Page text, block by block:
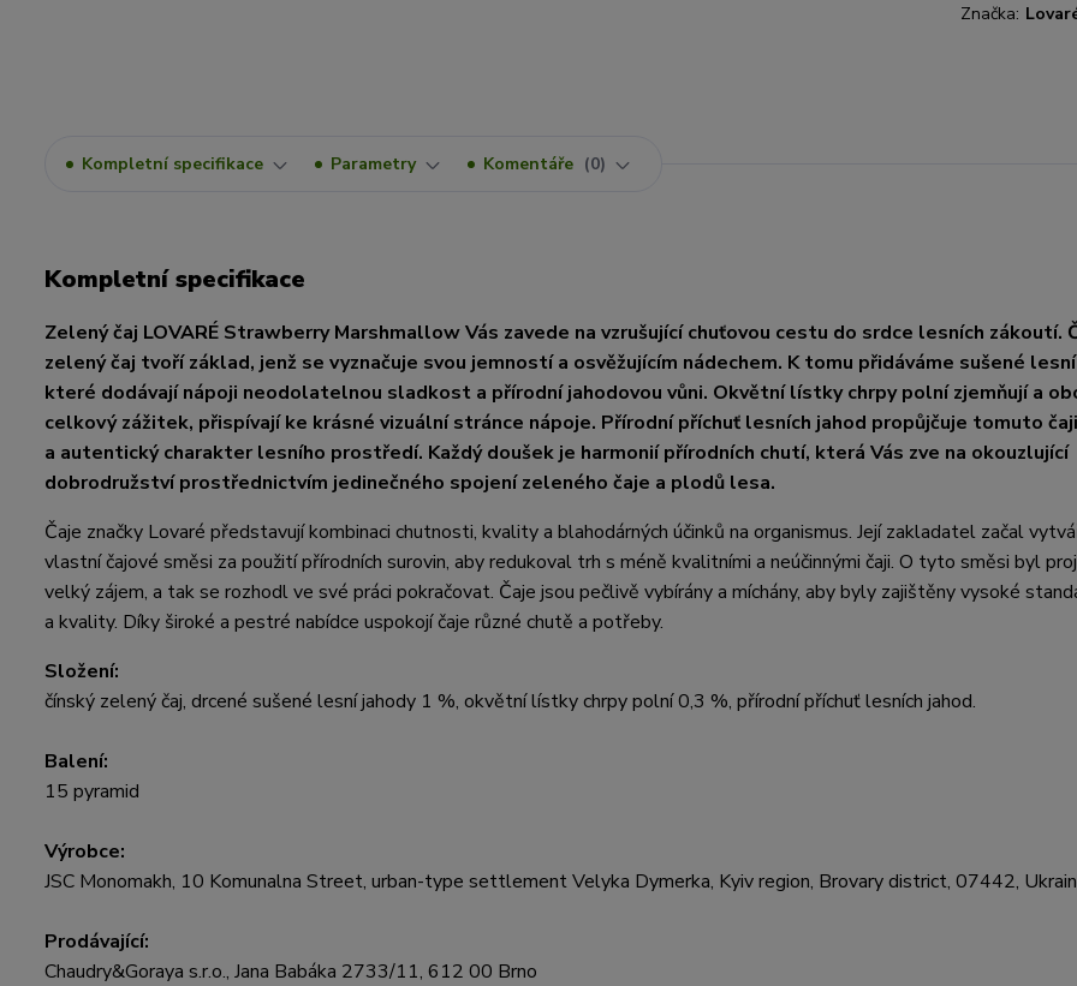
Značka:
Kompletní specifikace Parametry Komentáře 0
Kompletní specifikace
Zelený čaj LOVARÉ Strawberry Marshmallow Vás zavede na vzrušující chuťovou cestu do srdce lesních zákoutí.
zelený čaj tvoří základ, jenž se vyznačuje svou jemností a osvěžujícím nádechem. K tomu přidáváme sušené
které dodávají nápoji neodolatelnou sladkost a přírodní jahodovou vůni. Okvětní lístky chrpy polní zjemňují a
celkový zážitek, přispívají ke krásné vizuální stránce nápoje. Přírodní příchuť lesních jahod propůjčuje tomuto
a autentický charakter lesního prostředí. Každý doušek je harmonií přírodních chutí, která Vás zve na okouzlující
dobrodružství prostřednictvím jedinečného spojení zeleného čaje a plodů lesa.
Čaje značky Lovaré představují kombinaci chutnosti, kvality a blahodárných účinků na organismus. Její zakladatel začal
vlastní čajové směsi za použití přírodních surovin, aby redukoval trh s méně kvalitními a neúčinnými čaji. O tyto směsi byl
velký zájem, a tak se rozhodl ve své práci pokračovat. Čaje jsou pečlivě vybírány a míchány, aby byly zajištěny vysoké
a kvality. Díky široké a pestré nabídce uspokojí čaje různé chutě a potřeby.
Složení:
čínský zelený čaj, drcené sušené lesní jahody 1 %, okvětní lístky chrpy polní 0,3 %, přírodní příchuť lesních jahod.
Balení:
15 pyramid
Výrobce:
JSC Monomakh, 10 Komunalna Street, urban-type settlement Velyka Dymerka, Kyiv region, Brovary district, 07442,
Prodávající:
Chaudry&Goraya s.r.o., Jana Babáka 2733/11, 612 00 Brno